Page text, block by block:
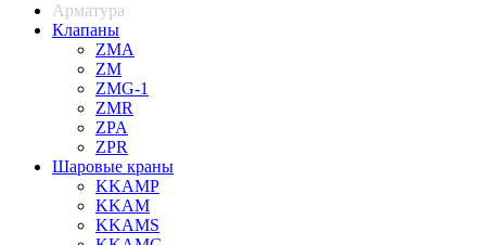
Арматура
Клапаны
ZMA
ZM
ZMG-1
ZMR
ZPA
ZPR
Шаровые краны
KKAMP
KKAM
KKAMS